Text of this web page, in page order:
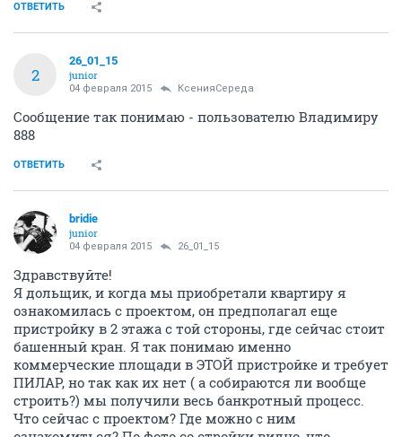
продает уже только по переуступке.
заявлению - тоже много свидетелей, уже это тоже не
строительство почему-то нет!
СТРОИТЕЛЬСТВО? ПОЧЕМУ РАБОЧИМ НЕЧЕМ
Вы справки то о нем наведите - у Карманова то
репутация в городе нехорошая...
А Дарья, Василий и Юля - не объяснили вам - почему
дом строится со страшнейшими нарушениями - что
строители за голову хватаются (разговаривали с
реальными строителями, а не по посту микули
жить, им все равно.
Дарья, Василий и Юля - не объяснили вам - почему
перед процедурой банкроства Карманов с себя снял
полномочия ген.директора, ведь если он собирался
дома достраивать -то зачем эти телодвижения со
сменой ген.директора?
Когда деньги собирали - приветливо улыбались, а